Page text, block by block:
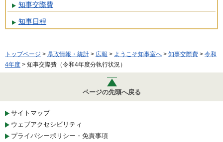
知事交際費
知事日程
トップページ > 県政情報・統計 > 広報 > ようこそ知事室へ > 知事交際費 > 令和
4年度 > 知事交際費（令和4年度分執行状況）
ページの先頭へ戻る
サイトマップ
ウェブアクセシビリティ
プライバシーポリシー・免責事項